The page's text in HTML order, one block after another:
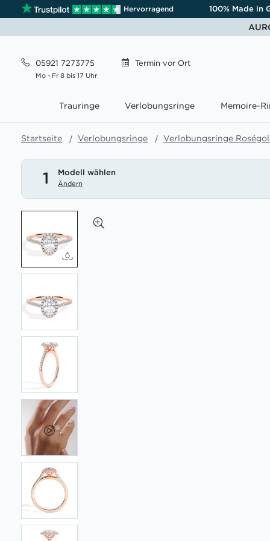
Hervorragend 100% Made in
05921 7273775
Mo - Fr 8 bis 17 Uhr
Termin vor Ort
Trauringe Verlobungsringe Memoire-
Startseite Verlobungsringe Verlobungsringe
1 Modell wählen
Ändern
der
Bildgalerie
springen